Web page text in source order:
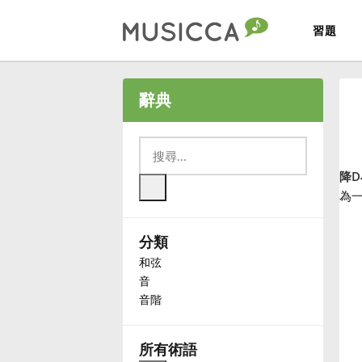
習題
Български
Deutsch
Español
辭典
分類
和弦
音
音階
所有術語
降
為